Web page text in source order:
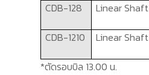
CDB-128 Linear Shaft
CDB-1210 Linear Shaft
*ตัดรอบบิล 13.00 น.